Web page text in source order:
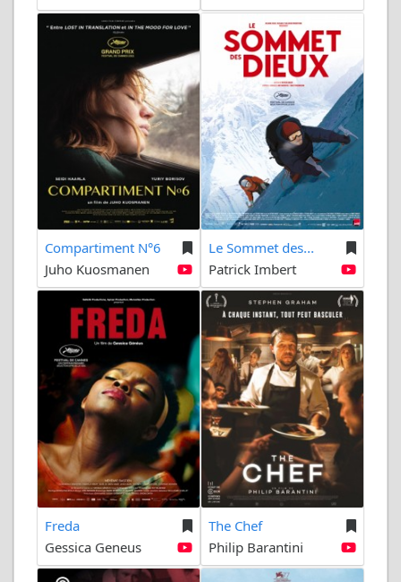
Compartiment N°6
Juho Kuosmanen
Le Sommet des...
Patrick Imbert
Freda
Gessica Geneus
The Chef
Philip Barantini